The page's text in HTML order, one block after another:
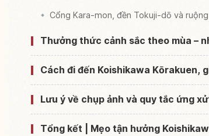
Cổng Kara-mon, đền Tokuji-dō và
Thưởng thức cảnh sắc theo mùa –
Cách đi đến Koishikawa Kōrakuen,
Lưu ý về chụp ảnh và quy tắc ứng
Tổng kết | Mẹo tận hưởng